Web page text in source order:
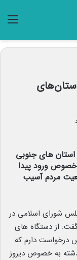
های جنوبی
خصوص ورود پیدا
مردم آسیب
شورای اسلامی در
قوه مقننه، گفت: از دستگاه های
درخواست دارم که
به خصوص دیروز